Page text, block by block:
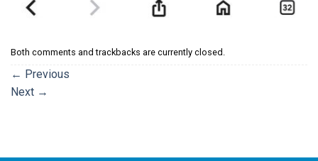
Both comments and trackbacks are currently closed.
← Previous
Next →